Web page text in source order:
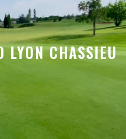
LYON CHASSIEU